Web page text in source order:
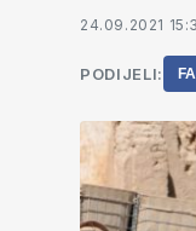
24.09.2021
PODIJELI: